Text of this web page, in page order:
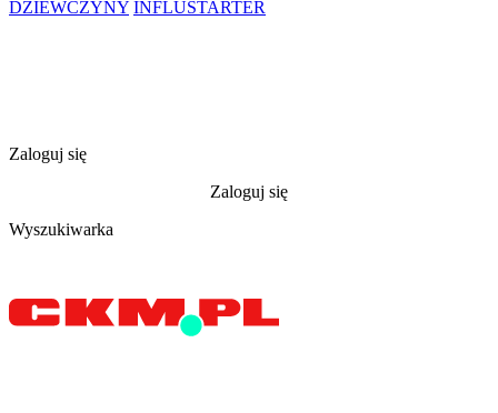
DZIEWCZYNY INFLUSTARTER
Zaloguj się
Zaloguj się
Wyszukiwarka